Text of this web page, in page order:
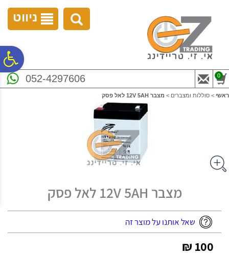
נגישות
ניווט
052-4297606 0
ראשי > סוללות ומצברים > מצבר 12V 5AH לאל פסק
מצבר 12V 5AH לאל פסק
שאל אותנו על מוצר זה
100 ₪